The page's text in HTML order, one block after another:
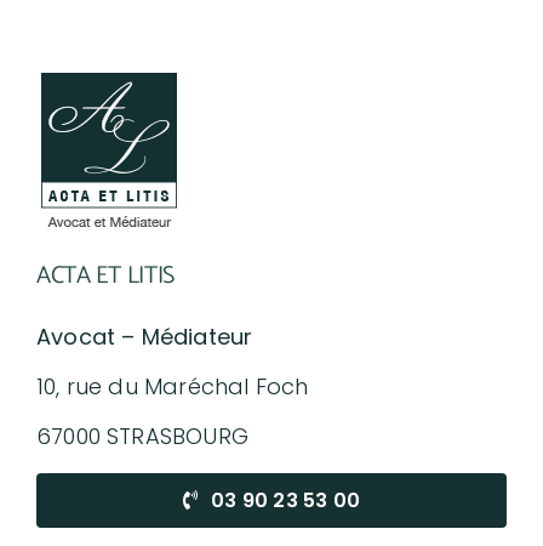
ACTA ET LITIS
Avocat – Médiateur
10, rue du Maréchal Foch
67000 STRASBOURG
03 90 23 53 00